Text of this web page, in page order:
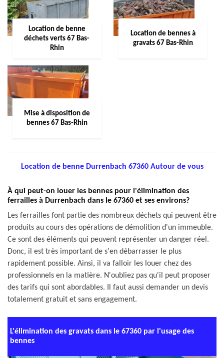
Location de benne
déchets verts 67 Bas-
Rhin
Location de bennes à
gravats 67 Bas-Rhin
Mise à disposition de
bennes 67 Bas-Rhin
Location de benne Durrenbach 67360 Autour de vous
À qui peut-on louer les bennes pour l'élimination des
ferrailles à Durrenbach dans le 67360 et ses environs?
Les ferrailles font partie des nombreux déchets qui peuvent être
produits au cours des opérations de démolition d'un immeuble.
Ce sont des éléments qui peuvent représenter un danger réel.
Donc, il est très important de s'en débarrasser le plus
rapidement possible. Ainsi, il va falloir les louer chez des
professionnels en la matière. N'oubliez pas qu'il peut proposer
des tarifs qui sont abordables. Il faut aussi demander un devis
totalement gratuit et sans engagement.
L'élimination des gravats dans le 67360 par l'usage des
bennes